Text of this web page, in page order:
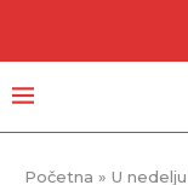
Početna » U